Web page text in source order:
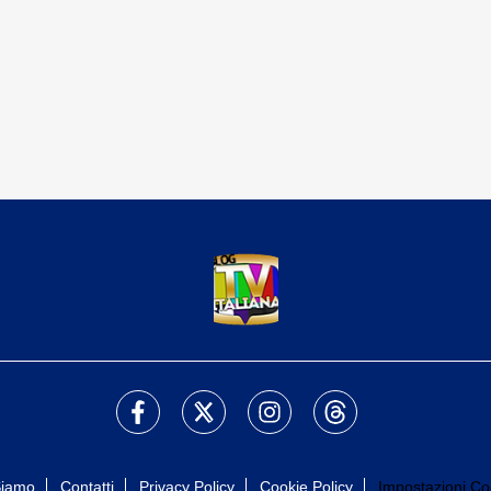
Contatti Privacy Policy Cookie Policy Impostazioni